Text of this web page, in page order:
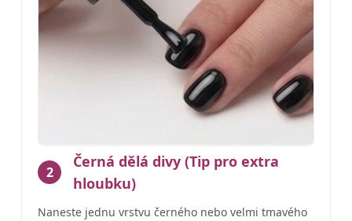
2
Černá dělá divy (Tip pro extra
hloubku)
Naneste jednu vrstvu černého nebo velmi tmavého